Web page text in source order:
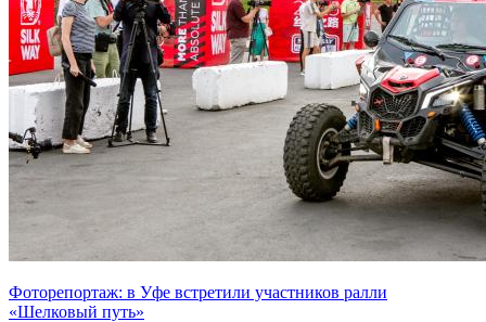
Фоторепортаж: в Уфе встретили участников ралли
«Шелковый путь»